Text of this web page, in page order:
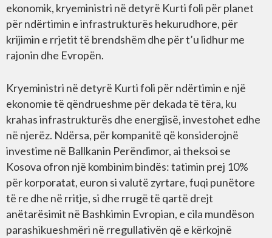
ekonomik, kryeministri në detyrë Kurti foli për planet
për ndërtimin e infrastrukturës hekurudhore, për
krijimin e rrjetit të brendshëm dhe për t’u lidhur me
rajonin dhe Evropën.
Kryeministri në detyrë Kurti foli për ndërtimin e një
ekonomie të qëndrueshme për dekada të tëra, ku
krahas infrastrukturës dhe energjisë, investohet edhe
në njerëz. Ndërsa, për kompanitë që konsiderojnë
investime në Ballkanin Perëndimor, ai theksoi se
Kosova ofron një kombinim bindës: tatimin prej 10%
për korporatat, euron si valutë zyrtare, fuqi punëtore
të re dhe në rritje, si dhe rrugë të qartë drejt
anëtarësimit në Bashkimin Evropian, e cila mundëson
parashikueshmëri në rregullativën që e kërkojnë